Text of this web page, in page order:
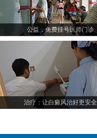
公益，免费挂号医师门诊
治疗：让白癜风治好更安全